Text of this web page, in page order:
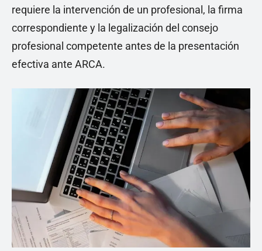
requiere la intervención de un profesional, la firma
correspondiente y la legalización del consejo
profesional competente antes de la presentación
efectiva ante ARCA.